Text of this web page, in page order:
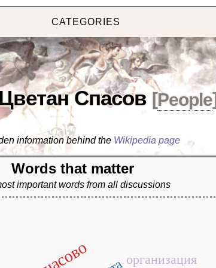
CATEGORIES
Спасов [People]
information behind the Wikipedia page
Words that matter
important words from all discussions
организация